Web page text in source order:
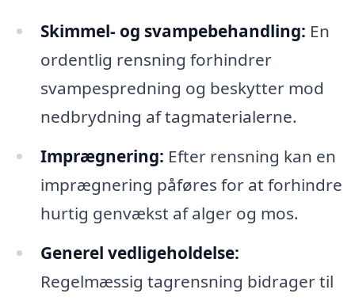
Skimmel- og svampebehandling: En
ordentlig rensning forhindrer
svampespredning og beskytter mod
nedbrydning af tagmaterialerne.
Imprægnering: Efter rensning kan en
imprægnering påføres for at forhindre
hurtig genvækst af alger og mos.
Generel vedligeholdelse:
Regelmæssig tagrensning bidrager til